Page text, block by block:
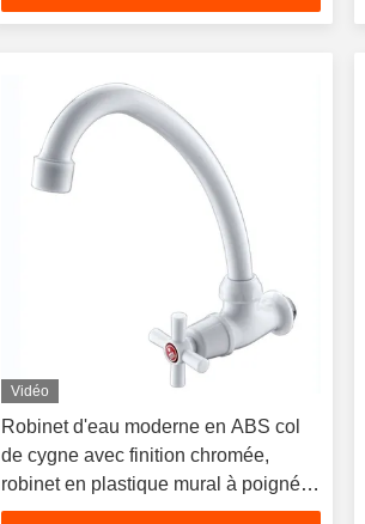
Vidéo
Robinet d'eau moderne en ABS col
de cygne avec finition chromée,
robinet en plastique mural à poignée
unique